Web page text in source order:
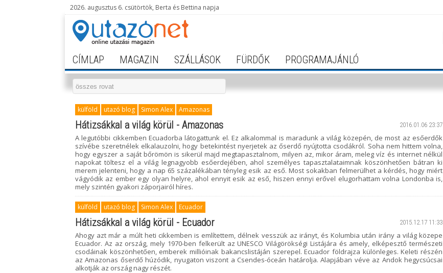
2026. augusztus 6. csütörtök, Berta és Bettina napja
CÍMLAP MAGAZIN SZÁLLÁSOK FÜRDŐK PROGRAMAJÁNLÓ
külföld utazó blog Simon Alex Amazonas
2016.01.06 23:37
Hátizsákkal a világ körül - Amazonas
A legutóbbi cikkemben Ecuadorba látogattunk el. Ez alkalommal is maradunk a világ közepén, de most az esőerdők
szívébe szeretnélek elkalauzolni, hogy betekintést nyerjetek az őserdő nyújtotta csodákról. Soha nem hittem volna,
hogy egyszer a saját bőrömön is sikerül majd megtapasztalnom, milyen az, mikor áram, meleg víz és internet nélkül
napokat töltesz el a világ legnagyobb esőerdejében, ahol személyes tapasztalataimnak köszönhetően bátran ki
merem jelenteni, hogy a nap 65 százalékában tényleg esik az eső. Most sokakban felmerülhet a kérdés, hogy miért
vágyódik az ember egy olyan helyre, ahol ennyit esik az eső, hiszen ennyi erővel elugorhattam volna Londonba is,
mely szintén gyakori záporjairól híres.
külföld utazó blog Simon Alex Ecuador
2015.12.17 11:33
Hátizsákkal a világ körül - Ecuador
Ahogy azt már a múlt heti cikkemben is említettem, délnek vesszük az irányt, és Kolumbia után irány a világ közepe
Ecuador. Az az ország, mely 1970-ben felkerült az UNESCO Világörökségi Listájára és amely, elképesztő természeti
csodáinak köszönhetően, emberek millióinak bakancslistáján szerepel. Ecuador földrajza különleges. Keleti részén
az Amazonas őserdő húzódik, nyugaton viszont a Csendes-óceán határolja. Alapjában véve az Andok hegycsúcsai
alkotják az ország nagy részét.